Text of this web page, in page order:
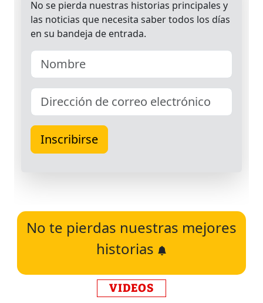
No te pierdas nuestras mejores
historias
VIDEOS